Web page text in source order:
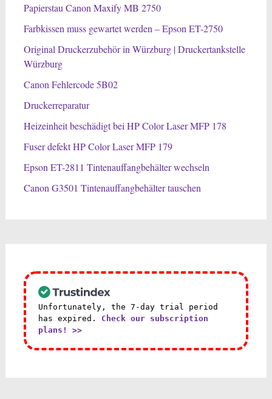
Papierstau Canon Maxify MB 2750
Farbkissen muss gewartet werden – Epson ET-2750
Original Druckerzubehör in Würzburg | Druckertankstelle
Würzburg
Canon Fehlercode 5B02
Druckerreparatur
Heizeinheit beschädigt bei HP Color Laser MFP 178
Fuser defekt HP Color Laser MFP 179
Epson ET-2811 Tintenauffangbehälter wechseln
Canon G3501 Tintenauffangbehälter tauschen
Unfortunately, the 7-day trial period
has expired. Check our subscription
plans! >>